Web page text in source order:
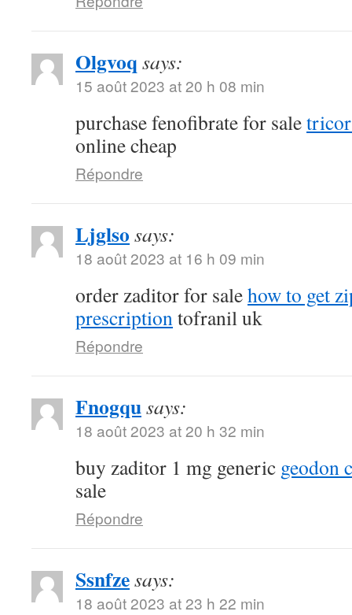
Olgvoq says:
15 août 2023 at 20 h 08 min
purchase fenofibrate for sale
online cheap
Répondre
Ljglso says:
18 août 2023 at 16 h 09 min
order zaditor for salehow to get
prescriptiontofranil uk
Répondre
Fnogqusays:
18 août 2023 at 20 h 32 min
buy zaditor 1 mg generic geodon
sale
Répondre
Ssnfzesays:
18 août 2023 at 23 h 22 min